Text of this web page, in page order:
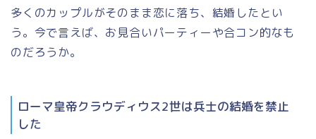
多くのカップルがそのまま恋に落ち、結婚したとい
う。今で言えば、お見合いパーティーや合コン的なも
のだろうか。
ローマ皇帝クラウディウス2世は兵士の結婚を禁止
した